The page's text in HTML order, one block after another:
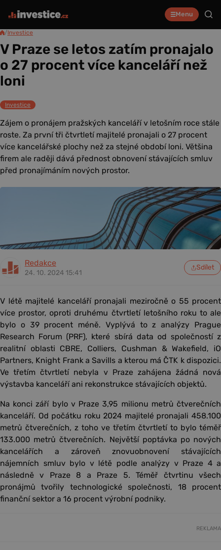
Menu
/Investice
V Praze se letos zatím pronajalo
o 27 procent více kanceláří než
loni
Investice
Zájem o pronájem pražských kanceláří v letošním roce stále
roste. Za první tři čtvrtletí majitelé pronajali o 27 procent
více kancelářské plochy než za stejné období loni. Většina
firem ale raději dává přednost obnovení stávajících smluv
před pronajímáním nových prostor.
Redakce
24. 10. 2024 15:41
Sdílet
V létě majitelé kanceláří pronajali meziročně o 55 procent
více prostor, oproti druhému čtvrtletí letošního roku to ale
bylo o 39 procent méně. Vyplývá to z analýzy Prague
Research Forum (PRF), které sbírá data od společností z
realitní oblasti CBRE, Colliers, Cushman & Wakefield, iO
Partners, Knight Frank a Savills a kterou má ČTK k dispozici.
Ve třetím čtvrtletí nebyla v Praze zahájena žádná nová
výstavba kanceláří ani rekonstrukce stávajících objektů.
Na konci září bylo v Praze 3,95 milionu metrů čtverečních
kanceláří. Od počátku roku 2024 majitelé pronajali 458.100
metrů čtverečních, z toho ve třetím čtvrtletí to bylo téměř
133.000 metrů čtverečních. Největší poptávka po nových
kancelářích a zároveň znovuobnovení stávajících
nájemních smluv bylo v létě podle analýzy v Praze 4 a
následně v Praze 8 a Praze 5. Téměř čtvrtinu všech
pronájmů tvořily technologické společnosti, 18 procent
finanční sektor a 16 procent výrobní podniky.
REKLAMA